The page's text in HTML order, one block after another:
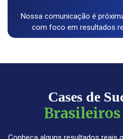
Nossa comunicação é
com foco em resultados
Cases de
Brasileiros